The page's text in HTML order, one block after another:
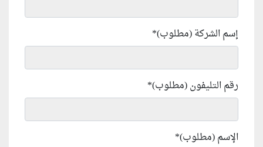
إسم الشركة (مطلوب)*
رقم التليفون (مطلوب)*
الإسم (مطلوب)*